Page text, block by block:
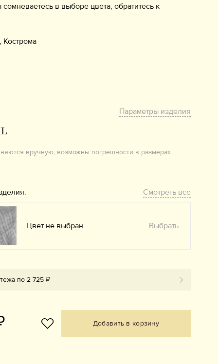
сомневаетесь в выборе цвета, обратитесь к
Кострома
Параметры изделия
вручную, возможны погрешности в размерах
Смотреть все
Цвет не выбран Выбрать
по 2 725 ₽
Добавить в корзину